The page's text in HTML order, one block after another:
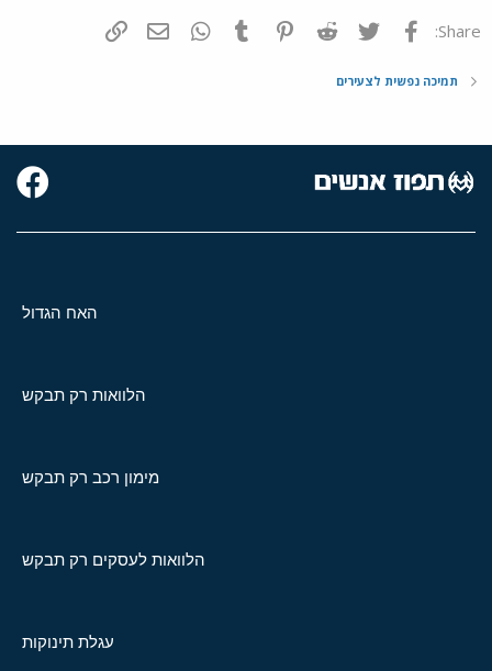
Share: פייסבוק Twitter
Reddit
Pinterest
Tumblr
WhatsAppדואר אלקטרוני
תמיכה נפשית לצעירים
האח הגדול
הלוואות רק תבקש
מימון רכב רק תבקש
הלוואות לעסקים רק תבקש
עגלת תינוקות